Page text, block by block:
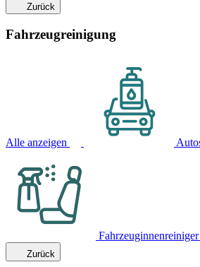
Zurück
Fahrzeugreinigung
Alle anzeigen
Fahrzeuginnenreiniger
Zurück